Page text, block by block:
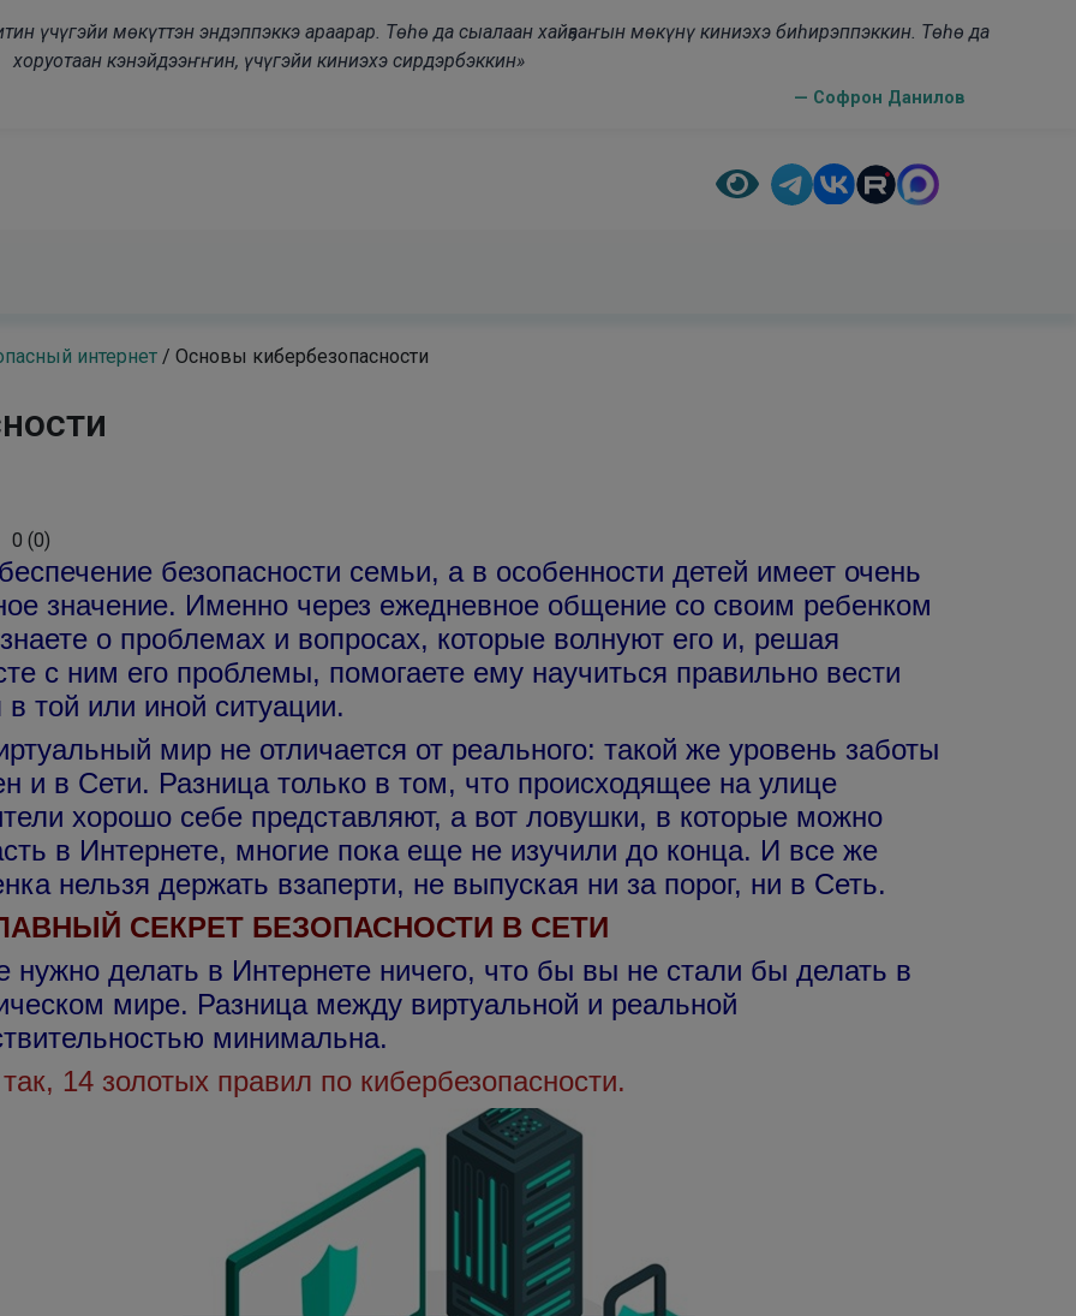
үчүгэйи мөкүттэн эндэппэккэ араарар. Төһө да сыалаан хайҕааҥын мөкүнү киниэхэ биһирэппэккин. Төһө да
хоруотаан кэнэйдээҥҥин, үчүгэйи киниэхэ сирдэрбэккин»
— Софрон Данилов
интернет / Основы кибербезопасности
0 (0)
безопасности семьи, а в особенности детей имеет очень
значение. Именно через ежедневное общение со своим ребенком
о проблемах и вопросах, которые волнуют его и, решая
с ним его проблемы, помогаете ему научиться правильно вести
в той или иной ситуации.
мир не отличается от реального: такой же уровень заботы
и в Cети. Разница только в том, что происходящее на улице
хорошо себе представляют, а вот ловушки, в которые можно
в Интернете, многие пока еще не изучили до конца. И все же
нельзя держать взаперти, не выпуская ни за порог, ни в Cеть.
СЕКРЕТ БЕЗОПАСНОСТИ В СЕТИ
делать в Интернете ничего, что бы вы не стали бы делать в
мире. Разница между виртуальной и реальной
минимальна.
14 золотых правил по кибербезопасности.